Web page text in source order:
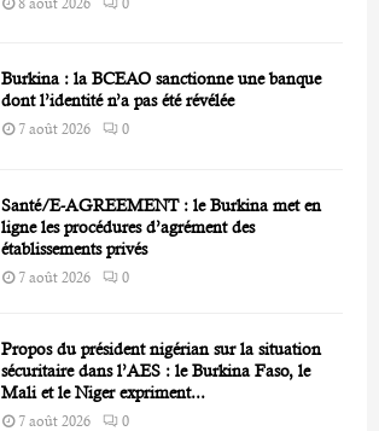
8 août 2026 0
Burkina : la BCEAO sanctionne une banque
dont l’identité n’a pas été révélée
7 août 2026 0
Santé/E-AGREEMENT : le Burkina met en
ligne les procédures d’agrément des
établissements privés
7 août 2026 0
Propos du président nigérian sur la situation
sécuritaire dans l’AES : le Burkina Faso, le
Mali et le Niger expriment...
7 août 2026 0